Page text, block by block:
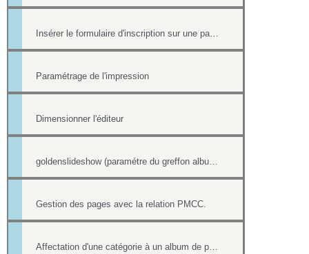
Insérer le formulaire d'inscription sur une page
Paramétrage de l'impression
Dimensionner l'éditeur
goldenslideshow (paramétre du greffon album)
Gestion des pages avec la relation PMCC.
Affectation d'une catégorie à un album de photos